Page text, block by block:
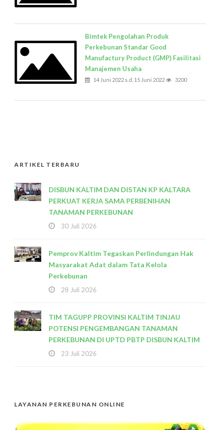
Bimtek Pengolahan Produk
Perkebunan Standar Good
Manufactury Product (GMP) Fasilitasi
Manajemen Usaha
14 Juni 2022 s.d. 15 Juni 2022 3200
ARTIKEL TERBARU
DISBUN KALTIM DAN DISTAN KP KALTARA
PERKUAT KERJA SAMA PERBENIHAN
TANAMAN PERKEBUNAN
30 Juli 2026
Pemprov Kaltim Tegaskan Perlindungan Hak
Masyarakat Adat dalam Tata Kelola
Perkebunan
28 Juli 2026
TIM TAGUPP PROVINSI KALTIM TINJAU
POTENSI PENGEMBANGAN TANAMAN
PERKEBUNAN DI UPTD PBTP DISBUN KALTIM
23 Juli 2026
LAYANAN PERKEBUNAN ONLINE